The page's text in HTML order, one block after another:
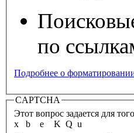
по
Подробнее о
CAPTCHA
x K
e
b Q u